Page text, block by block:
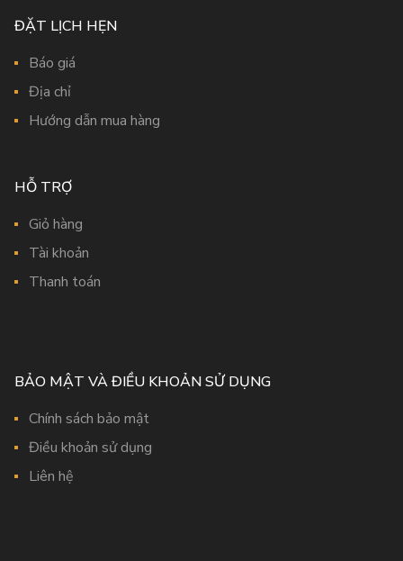
ĐẶT LỊCH HẸN
Báo giá
Địa chỉ
Hướng dẫn mua hàng
HỖ TRỢ
Giỏ hàng
Tài khoản
Thanh toán
BẢO MẬT VÀ ĐIỀU KHOẢN SỬ DỤNG
Chính sách bảo mật
Điều khoản sử dụng
Liên hệ